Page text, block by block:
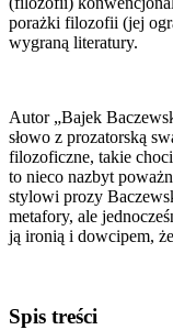
porażki filozofii (jej
wygraną literatury.
Autor „Bajek
słowo z prozatorską
filozoficzne, takie
to nieco nazbyt
stylowi prozy
metafory, ale
ją ironią i dowcipem,
Spis treści